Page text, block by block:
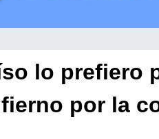
lo prefiero
por la